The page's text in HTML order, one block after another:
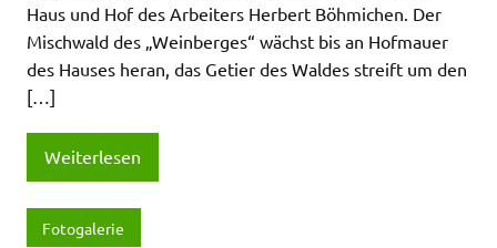
Haus und Hof des Arbeiters Herbert Böhmichen. Der
Mischwald des „Weinberges“ wächst bis an Hofmauer
des Hauses heran, das Getier des Waldes streift um den
[…]
Weiterlesen
Fotogalerie